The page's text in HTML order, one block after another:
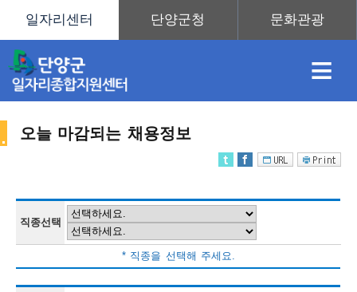
≡
오늘 마감되는 채용정보
직종선택
* 직종을 선택해 주세요.
채